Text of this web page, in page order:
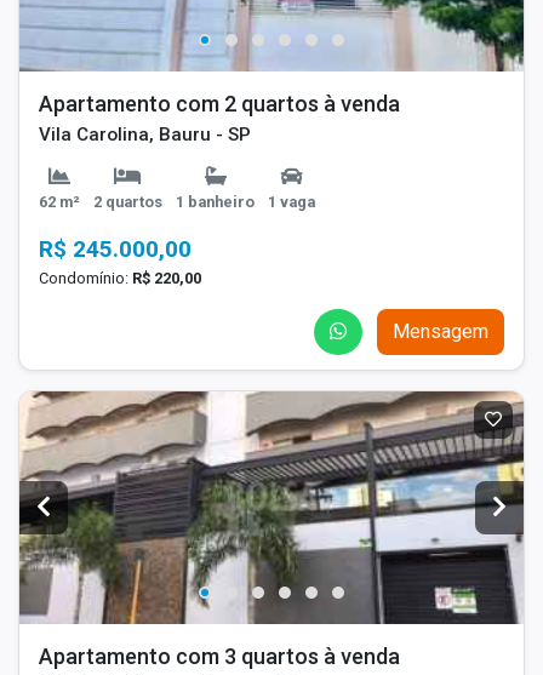
Apartamento com 2 quartos à venda
Vila Carolina, Bauru - SP
62 m² 2 quartos 1 banheiro 1 vaga
R$ 245.000,00
Condomínio: R$ 220,00
Mensagem
Apartamento com 3 quartos à venda